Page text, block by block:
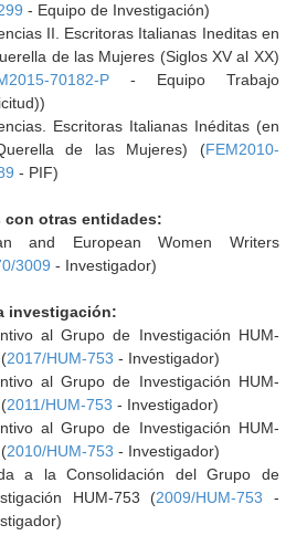
- Equipo de Investigación)
II. Escritoras Italianas Ineditas en
de las Mujeres (Siglos XV al XX)
70182-P- Equipo Trabajo
Escritoras Italianas Inéditas (en
de las Mujeres) (FEM2010-
- PIF)
con otras entidades:
and European Women Writers
3009 - Investigador)
investigación:
al Grupo de Investigación HUM-
2017/HUM-753 - Investigador)
al Grupo de Investigación HUM-
2011/HUM-753 - Investigador)
al Grupo de Investigación HUM-
2010/HUM-753 - Investigador)
a la Consolidación del Grupo de
HUM-753 (2009/HUM-753 -